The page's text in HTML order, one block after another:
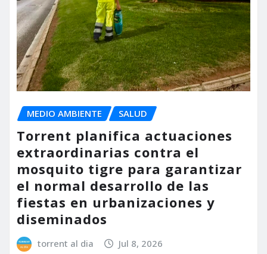
MEDIO AMBIENTE SALUD
Torrent planifica actuaciones
extraordinarias contra el
mosquito tigre para garantizar
el normal desarrollo de las
fiestas en urbanizaciones y
diseminados
torrent al dia Jul 8, 2026